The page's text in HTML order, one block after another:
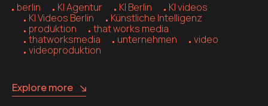
berlin KI Agentur KI Berlin
KI videos
KI Videos Berlin
Künstliche Intelligenz
produktion
that works media
thatworksmedia
unternehmen
video
videoproduktion
Explore more